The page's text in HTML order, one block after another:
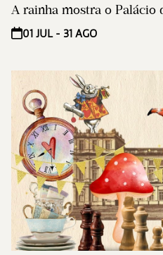
A rainha mostra o Palácio
01 JUL - 31 AGO